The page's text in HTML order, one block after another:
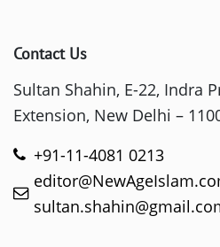
Contact Us
Sultan Shahin, E-22, Indra
Extension, New Delhi –
+91-11-4081 0213